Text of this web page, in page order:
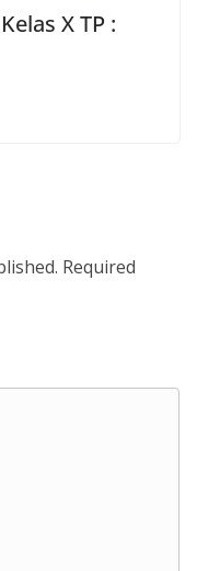
X TP :
Required